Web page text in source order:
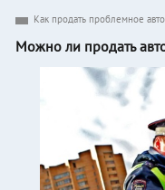
Как продать проблемное авто
Можно ли продать